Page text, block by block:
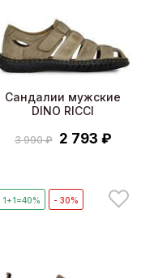
Сандалии мужские
DINO RICCI
3 990 ₽ 2 793 ₽
1+1=40% - 30%